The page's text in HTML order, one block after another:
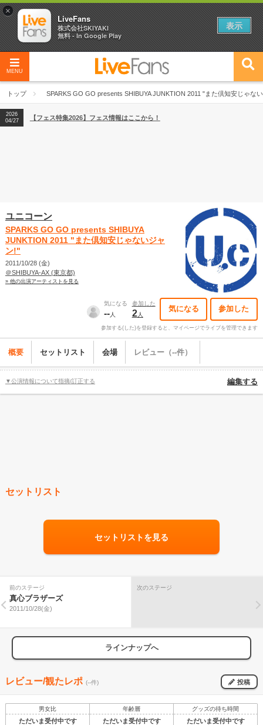
MENU
トップ SPARKS GO GO presents SHIBUYA JUNKTION 2011 "また倶知安じゃな
2026
04/27
2026
【ライブ動員ランキング】2026年上半期編発表！
2026
04/27
【フェス特集2026】フェス情報はここから！
ユニコーン
SPARKS GO GO presents SHIBUYA
JUNKTION 2011 "また倶知安じゃないジャ
ン!"
2011/10/28 (金)
＠SHIBUYA-AX (東京都)
» 他の出演アーティストを見る
気になる
--人
参加した
2人
気になる 参加した
参加する(した)を登録すると、マイページでライブを管理できます
概要 セットリスト 会場 レビュー（--件）
▼公演情報について指摘/訂正する 編集する
セットリスト
セットリストを見る
前のステージ
真心ブラザーズ
2011/10/28(金)
次のステージ
ラインナップへ
レビュー/観たレポ (--件) 投稿
男女比 年齢層 グッズの待ち時間
ただいま受付中です ただいま受付中です ただいま受付中です
×
LiveFans
株式会社SKIYAKI
無料 - In Google Play
表示